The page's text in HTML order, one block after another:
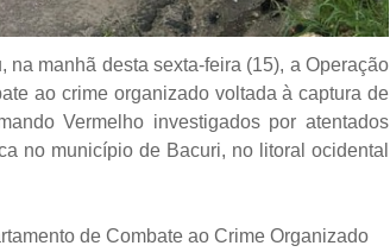
manhã desta sexta-feira (15), a Operação
ao crime organizado voltada à captura de
Vermelho investigados por atentados
no município de Bacuri, no litoral ocidental
de Combate ao Crime Organizado